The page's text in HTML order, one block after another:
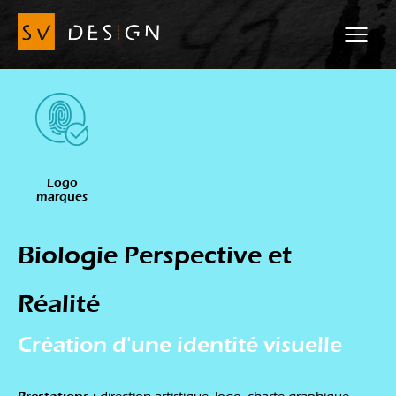
Logo
marques
Biologie Perspective et
Réalité
Création d'une identité visuelle